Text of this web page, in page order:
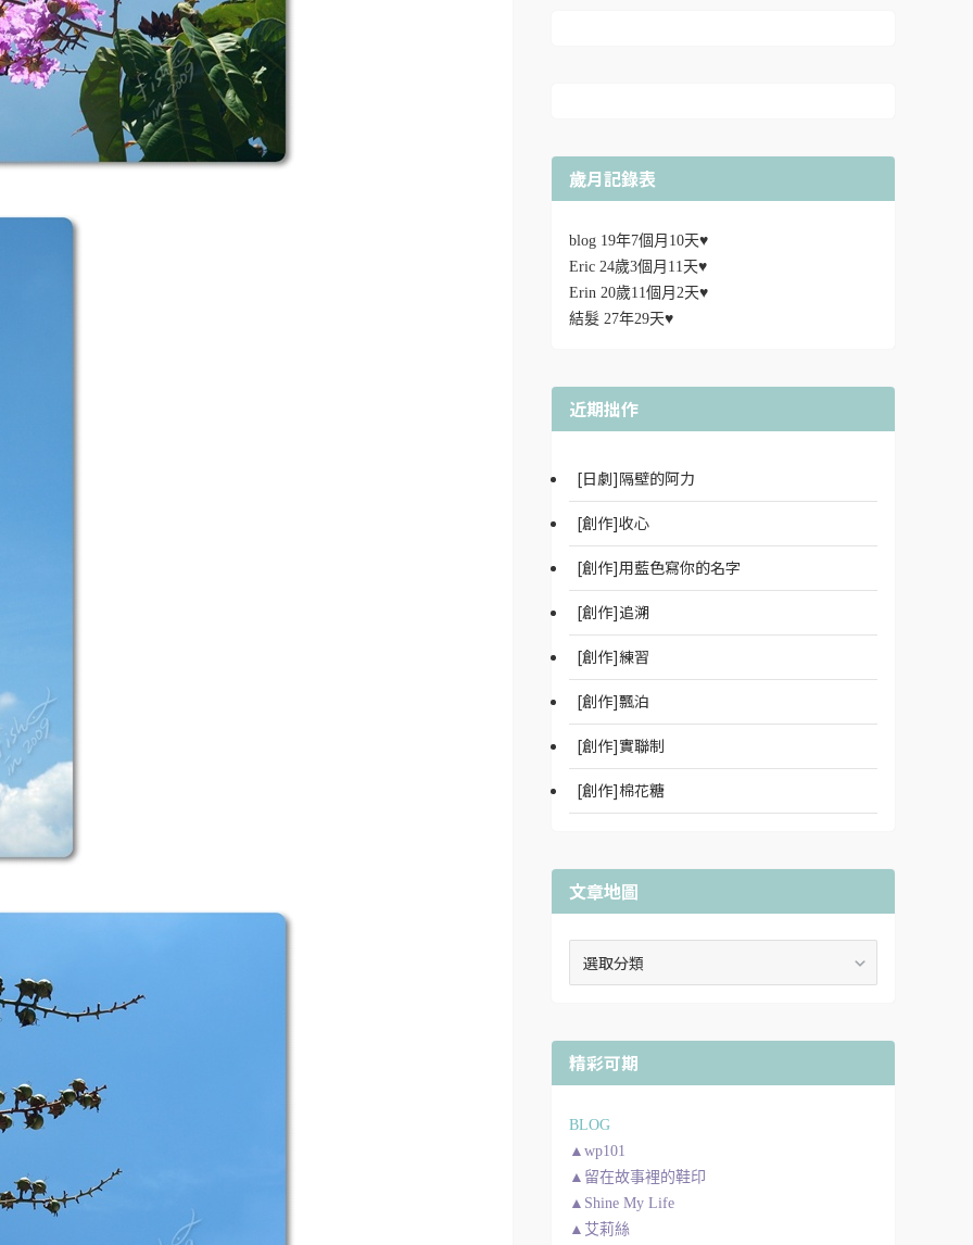
歲月記錄表
blog 19年7個月10天♥
Eric 24歲3個月11天♥
Erin 20歲11個月2天♥
結髮 27年29天♥
近期拙作
[日劇]隔壁的阿力
[創作]收心
[創作]用藍色寫你的名字
[創作]追溯
[創作]練習
[創作]飄泊
[創作]實聯制
[創作]棉花糖
文章地圖
精彩可期
BLOG
▲wp101
▲留在故事裡的鞋印
▲Shine My Life
▲艾莉絲